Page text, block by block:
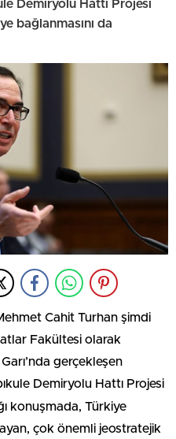
Demiryolu Hattı Projesi
bağlanmasını da
Cahit Turhan şimdi
Fakültesi olarak
gerçekleşen
Demiryolu Hattı Projesi
konuşmada, Türkiye
çok önemli jeostratejik